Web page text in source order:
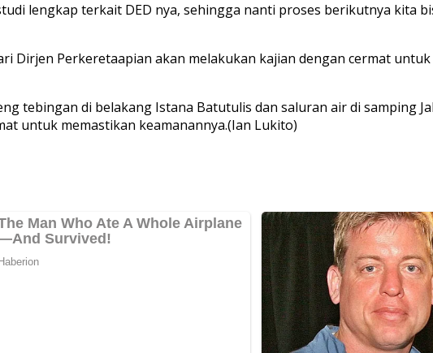
lengkap terkait DED nya, sehingga nanti proses berikutnya kita
Dirjen Perkeretaapian akan melakukan kajian dengan cermat
tebingan di belakang Istana Batutulis dan saluran air di samping
untuk memastikan keamanannya.(Ian Lukito)